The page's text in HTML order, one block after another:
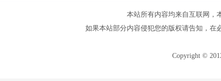
本站所有内容均来自互联网，
如果本站部分内容侵犯您的版权请告知，在
Copyright ©